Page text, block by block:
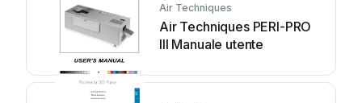
Air Techniques
Air Techniques PERI-PRO
III Manuale utente